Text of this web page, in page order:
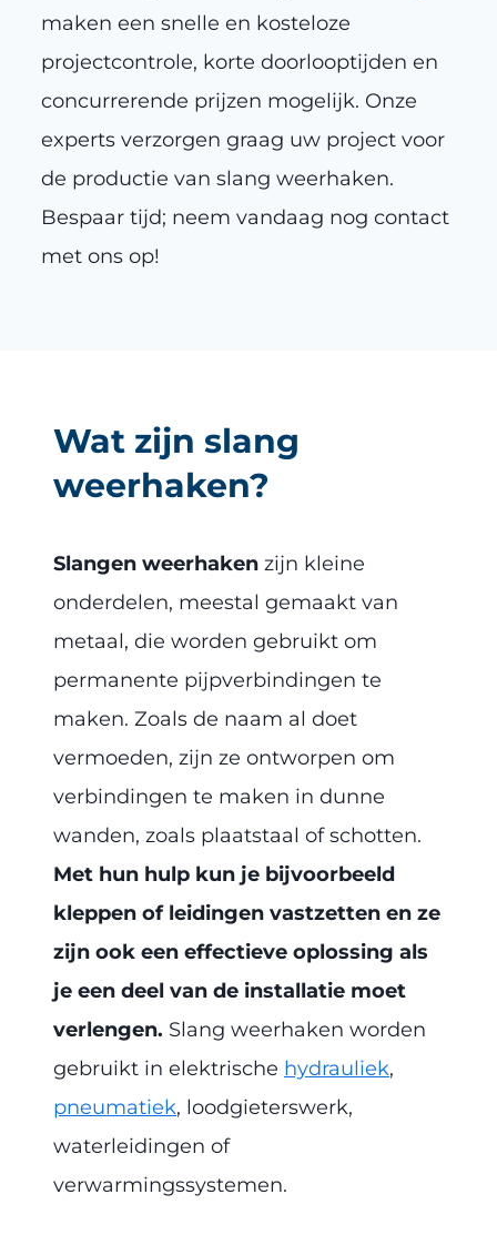
maken een snelle en kosteloze
projectcontrole, korte doorlooptijden en
concurrerende prijzen mogelijk. Onze
experts verzorgen graag uw project voor
de productie van slang weerhaken.
Bespaar tijd; neem vandaag nog contact
met ons op!
Wat zijn slang
weerhaken?
Slangen weerhaken zijn kleine
onderdelen, meestal gemaakt van
metaal, die worden gebruikt om
permanente pijpverbindingen te
maken. Zoals de naam al doet
vermoeden, zijn ze ontworpen om
verbindingen te maken in dunne
wanden, zoals plaatstaal of schotten.
Met hun hulp kun je bijvoorbeeld
kleppen of leidingen vastzetten en ze
zijn ook een effectieve oplossing als
je een deel van de installatie moet
verlengen. Slang weerhaken worden
gebruikt in elektrische hydrauliek,
pneumatiek, loodgieterswerk,
waterleidingen of
verwarmingssystemen.